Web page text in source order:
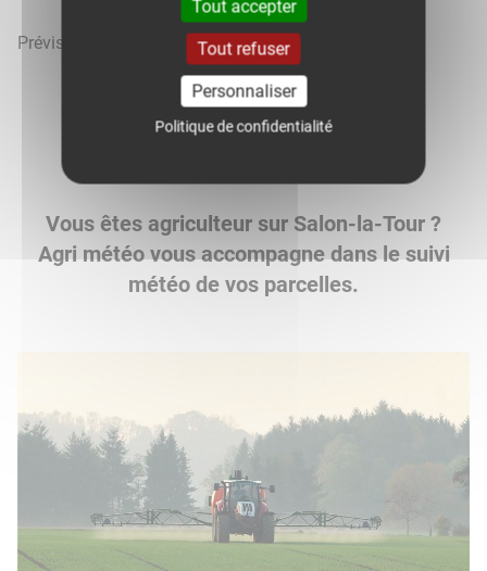
Prévisions météo mises à jour le 6 août 2026 à 23h
Vous êtes agriculteur sur Salon-la-Tour ?
Agri météo vous accompagne dans le suivi
météo de vos parcelles.
Tout accepter
Tout refuser
Personnaliser
Politique de confidentialité